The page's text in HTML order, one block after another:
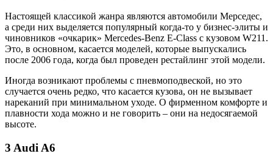
Настоящей классикой жанра являются автомобили Мерседес,
а среди них выделяется популярный когда-то у бизнес-элиты и
чиновников «очкарик» Mercedes-Benz E-Class с кузовом W211.
Это, в основном, касается моделей, которые выпускались
после 2006 года, когда был проведен рестайлинг этой модели.
Иногда возникают проблемы с пневмоподвеской, но это
случается очень редко, что касается кузова, он не вызывает
нареканий при минимальном уходе. О фирменном комфорте и
плавности хода можно и не говорить – они на недосягаемой
высоте.
3 Audi A6